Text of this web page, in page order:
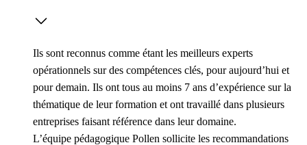
Ils sont reconnus comme étant les meilleurs experts
opérationnels sur des compétences clés, pour aujourd’hui et
pour demain. Ils ont tous au moins 7 ans d’expérience sur la
thématique de leur formation et ont travaillé dans plusieurs
entreprises faisant référence dans leur domaine.
L’équipe pédagogique Pollen sollicite les recommandations